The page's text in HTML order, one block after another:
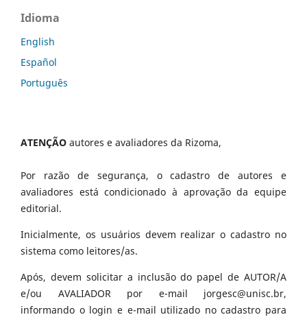
Idioma
English
Español
Português
ATENÇÃO autores e avaliadores da Rizoma,
Por razão de segurança, o cadastro de autores e
avaliadores está condicionado à aprovação da equipe
editorial.
Inicialmente, os usuários devem realizar o cadastro no
sistema como leitores/as.
Após, devem solicitar a inclusão do papel de AUTOR/A
e/ou AVALIADOR por e-mail jorgesc@unisc.br,
informando o login e e-mail utilizado no cadastro para